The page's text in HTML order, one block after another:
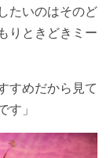
たいのはそのど
りときどきミー
すめだから見て
す」